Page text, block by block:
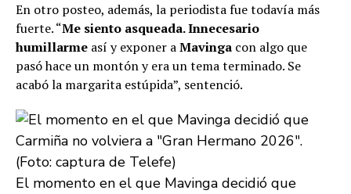
En otro posteo, además, la periodista fue todavía más
fuerte. “Me siento asqueada. Innecesario
humillarme así y exponer aMavinga con algo que
pasó hace un montón y era un tema terminado. Se
acabó la margarita estúpida”, sentenció.
El momento en el que Mavinga decidió que